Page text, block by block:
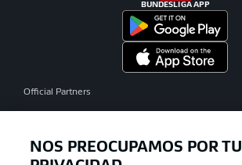
BUNDESLIGA APP
Official Partners
NOS PREOCUPAMOS POR TU